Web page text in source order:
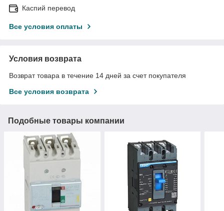
Каспий перевод
Все условия оплаты
Условия возврата
Возврат товара в течение 14 дней за счет покупателя
Все условия возврата
Подобные товары компании